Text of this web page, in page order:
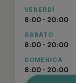
VENERDÌ
8:00 - 20:00
SABATO
8:00 - 20:00
DOMENICA
8:00 - 20:00